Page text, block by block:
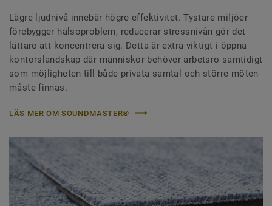
Lägre ljudnivå innebär högre effektivitet. Tystare miljöer
förebygger hälsoproblem, reducerar stressnivån gör det
lättare att koncentrera sig. Detta är extra viktigt i öppna
kontorslandskap där människor behöver arbetsro samtidigt
som möjligheten till både privata samtal och större möten
måste finnas.
LÄS MER OM SOUNDMASTER®